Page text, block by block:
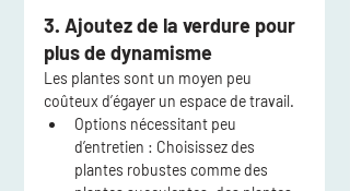
3. Ajoutez de la verdure pour
plus de dynamisme
Les plantes sont un moyen peu
coûteux d’égayer un espace de travail.
Options nécessitant peu
d’entretien : Choisissez des
plantes robustes comme des